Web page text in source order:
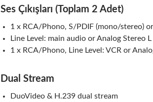
Ses Çıkışları (Toplam 2 Adet)
1 x RCA/Phono, S/PDIF (mono/stereo)
Line Level: main audio or Analog Stereo L
1 x RCA/Phono, Line Level: VCR or
Dual Stream
DuoVideo & H.239 dual stream